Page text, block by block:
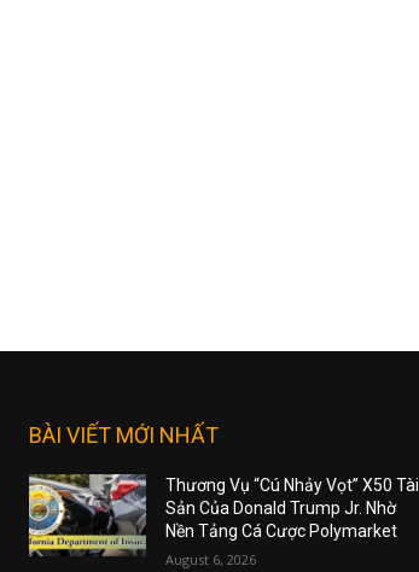
BÀI VIẾT MỚI NHẤT
Thương Vụ “Cú Nhảy Vọt” X50 Tài
Sản Của Donald Trump Jr. Nhờ
Nền Tảng Cá Cược Polymarket
August 6, 2026